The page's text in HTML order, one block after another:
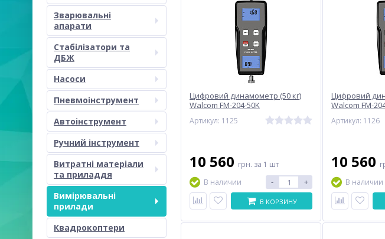
Зварювальні
апарати
Стабілізатори та
ДБЖ
Насоси
Пневмоінструмент
Автоінструмент
Ручний інструмент
Витратні матеріали
та приладдя
Вимірювальні
прилади
Квадрокоптери
Цифровий динамометр (50 кг)
Walcom FM-204-50K
Артикул: 1125
10 560 грн. за 1 шт
В наличии
- +
В КОРЗИНУ
Цифровий
Walcom FM-
Артикул: 1126
10 560
В наличии